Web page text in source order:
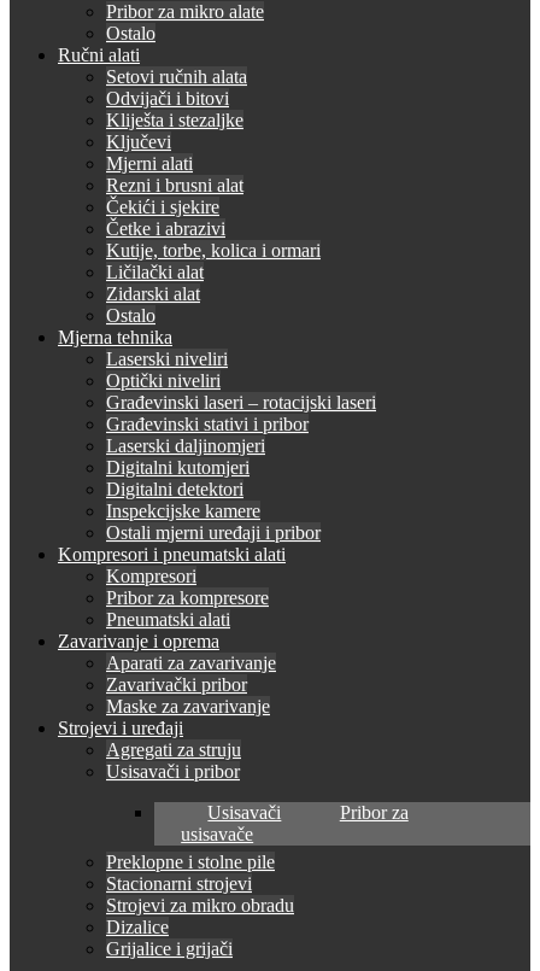
Pribor za mikro alate
Ostalo
Ručni alati
Setovi ručnih alata
Odvijači i bitovi
Kliješta i stezaljke
Ključevi
Mjerni alati
Rezni i brusni alat
Čekići i sjekire
Četke i abrazivi
Kutije, torbe, kolica i ormari
Ličilački alat
Zidarski alat
Ostalo
Mjerna tehnika
Laserski niveliri
Optički niveliri
Građevinski laseri – rotacijski laseri
Građevinski stativi i pribor
Laserski daljinomjeri
Digitalni kutomjeri
Digitalni detektori
Inspekcijske kamere
Ostali mjerni uređaji i pribor
Kompresori i pneumatski alati
Kompresori
Pribor za kompresore
Pneumatski alati
Zavarivanje i oprema
Aparati za zavarivanje
Zavarivački pribor
Maske za zavarivanje
Strojevi i uređaji
Agregati za struju
Usisavači i pribor
Usisavači
Pribor za
usisavače
Preklopne i stolne pile
Stacionarni strojevi
Strojevi za mikro obradu
Dizalice
Grijalice i grijači